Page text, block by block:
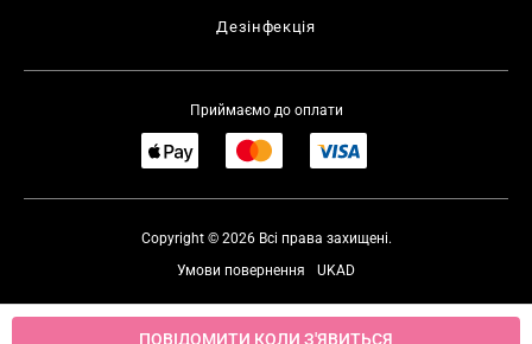
ПОВІДОМИТИ КОЛИ З'ЯВИТЬСЯ
Дезінфекція
Приймаємо до оплати
Copyright © 2026 Всі права захищені.
UKAD
Умови повернення